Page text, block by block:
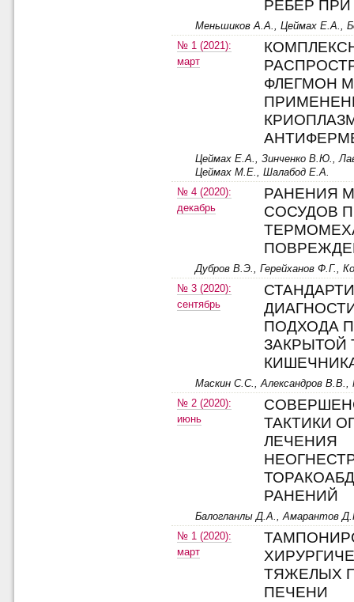
РЕБЕР
Меньшиков А.А., Цеймах Е.А.,
№ 1 (2021):
март
ФЛЕГМОН
Цеймах Е.А., Зинченко В.Ю.,
Цеймах М.Е., Шалабод Е.А.
№ 4 (2020):
декабрь
РАНЕНИЯ
СОСУДОВ
Дубров В.Э., Герейханов Ф.Г.,
№ 3 (2020):
сентябрь
ПОДХОДА
ЗАКРЫТОЙ
Маскин С.С., Александров
№ 2 (2020):
июнь
ТАКТИКИ
ЛЕЧЕНИЯ
РАНЕНИЙ
Балогланлы Д.А., Амарантов
№ 1 (2020):
март
ТЯЖЕЛЫХ
ПЕЧЕНИ